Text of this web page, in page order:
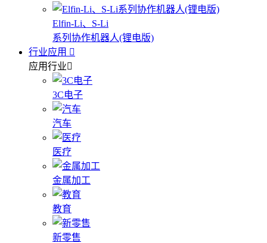
Elfin-Li、S-Li
系列协作机器人(锂电版)
行业应用
应用行业
3C电子
汽车
医疗
金属加工
教育
新零售